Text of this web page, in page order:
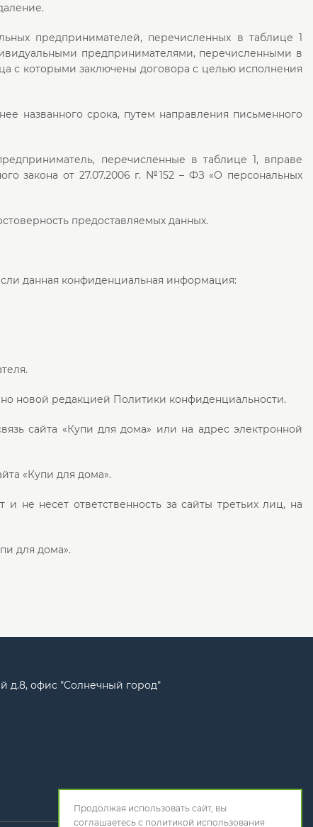
предпринимателей, перечисленных в таблице 1
предпринимателями, перечисленными в
с которыми заключены договора с целью исполнения
названного срока, путем направления письменного
перечисленные в таблице 1, вправе
закона от 27.07.2006 г. №152 – ФЗ «О персональных
предоставляемых данных.
данная конфиденциальная информация:
новой редакцией Политики конфиденциальности.
сайта «Купи для дома» или на адрес электронной
«Купи для дома».
не несет ответственность за сайты третьих лиц, на
для дома».
д.8, офис "Солнечный город"
Продолжая использовать сайт, вы
соглашаетесь с политикой использования